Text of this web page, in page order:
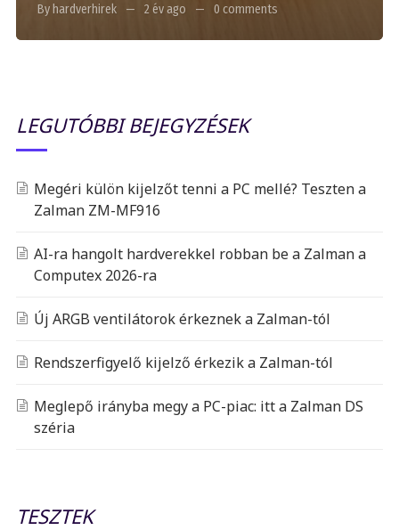
By hardverhirek 2 év ago 0 comments
LEGUTÓBBI BEJEGYZÉSEK
Megéri külön kijelzőt tenni a PC mellé? Teszten a
Zalman ZM-MF916
AI-ra hangolt hardverekkel robban be a Zalman a
Computex 2026-ra
Új ARGB ventilátorok érkeznek a Zalman-tól
Rendszerfigyelő kijelző érkezik a Zalman-tól
Meglepő irányba megy a PC-piac: itt a Zalman DS
széria
TESZTEK